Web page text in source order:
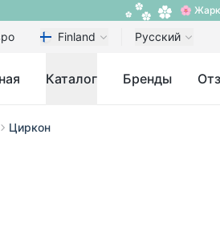
🌸
Finland Русский
Каталог Бренды
Циркон